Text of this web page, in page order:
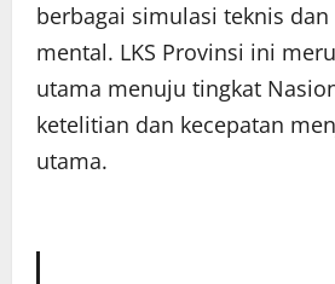
berbagai simulasi teknis
mental. LKS Provinsi ini
utama menuju tingkat
ketelitian dan kecepatan
utama.